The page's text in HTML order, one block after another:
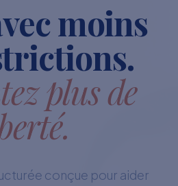
moins
plus de
conçue pour aider